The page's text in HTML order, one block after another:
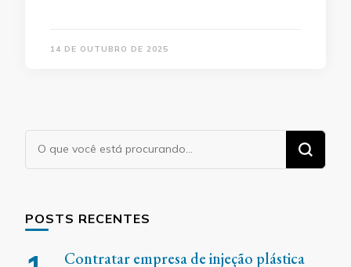
14 DE OUTUBRO DE 2025
Procurando
algo?
POSTS RECENTES
Contratar empresa de injeção plástica